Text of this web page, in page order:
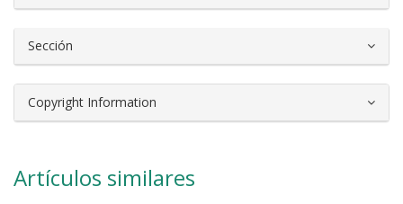
Sección
Copyright Information
Artículos similares